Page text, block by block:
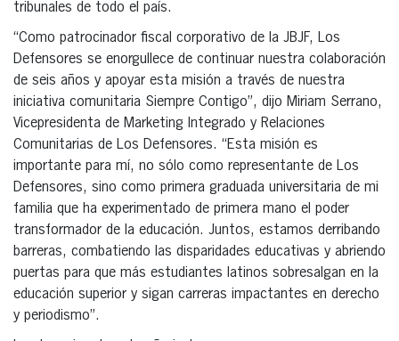
tribunales de todo el país.
“Como patrocinador fiscal corporativo de la JBJF, Los
Defensores se enorgullece de continuar nuestra colaboración
de seis años y apoyar esta misión a través de nuestra
iniciativa comunitaria Siempre Contigo”, dijo Miriam Serrano,
Vicepresidenta de Marketing Integrado y Relaciones
Comunitarias de Los Defensores. “Esta misión es
importante para mí, no sólo como representante de Los
Defensores, sino como primera graduada universitaria de mi
familia que ha experimentado de primera mano el poder
transformador de la educación. Juntos, estamos derribando
barreras, combatiendo las disparidades educativas y abriendo
puertas para que más estudiantes latinos sobresalgan en la
educación superior y sigan carreras impactantes en derecho
y periodismo”.